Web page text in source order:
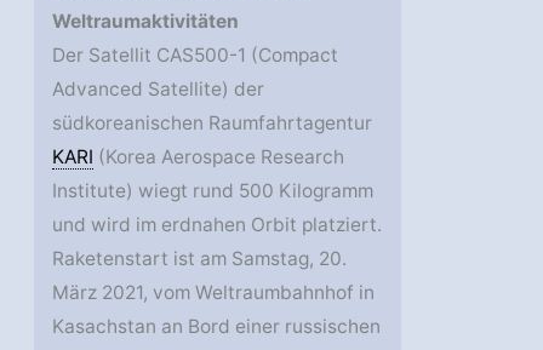
Weltraumaktivitäten
Der Satellit CAS500-1 (Compact
Advanced Satellite) der
südkoreanischen Raumfahrtagentur
KARI (Korea Aerospace Research
Institute) wiegt rund 500 Kilogramm
und wird im erdnahen Orbit platziert.
Raketenstart ist am Samstag, 20.
März 2021, vom Weltraumbahnhof in
Kasachstan an Bord einer russischen